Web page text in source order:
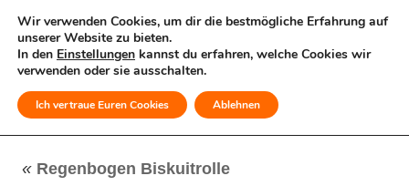
MENÜ
« Regenbogen Biskuitrolle
Wir verwenden Cookies, um dir die bestmögliche Erfahrung auf
unserer Website zu bieten.
In den Einstellungen kannst du erfahren, welche Cookies wir
verwenden oder sie ausschalten.
Ich vertraue Euren Cookies Ablehnen